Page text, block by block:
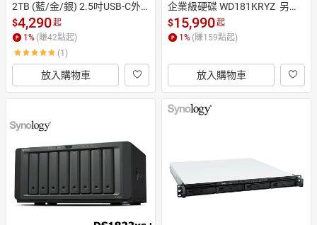
2TB (藍/金/銀) 2.5吋USB-C外
接行動硬碟 公司貨
$4,290起
1 % (賺42點起)
(1)
放入購物車
企業級硬碟 WD181KRYZ  另有1
8TB
$15,990起
1 % (賺159點起)
放入購物車